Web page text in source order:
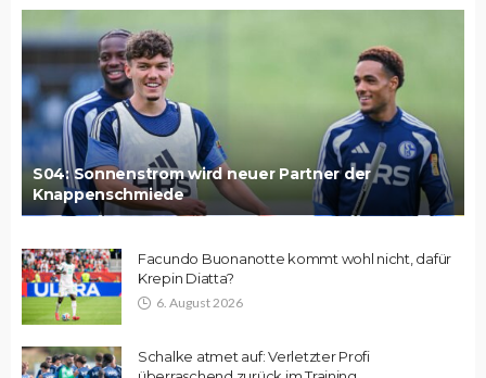
S04: Sonnenstrom wird neuer Partner der
Knappenschmiede
Facundo Buonanotte kommt wohl nicht, dafür
Krepin Diatta?
6. August 2026
Schalke atmet auf: Verletzter Profi